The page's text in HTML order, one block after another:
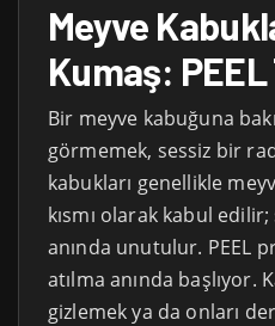
Meyve
Kumaş: PEEL
Bir meyve kabuğuna
görmemek, sessiz bir
kabukları genellikle
kısmı olarak kabul
anında unutulur. PEEL
atılma anında başlıyor.
gizlemek ya da onları